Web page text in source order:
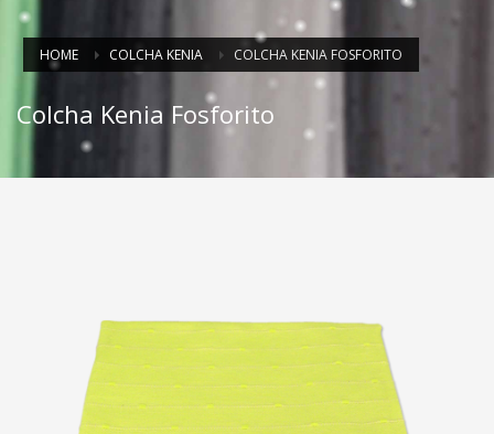
HOME COLCHA KENIA COLCHA KENIA FOSFORITO
Colcha Kenia Fosforito